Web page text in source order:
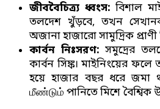
জীববৈচিত্র্য ধ্বংস: বিশাল
তলদেশ খুঁড়বে, তখন
অজানা হাজারো সামুদ্রিক প্রাণী
কার্বন নিঃসরণ: সমুদ্রের
কার্বন সিঙ্ক। মাইনিংয়ের
হয়ে হাজার বছর ধরে জমা
மீண்டும் পানিতে মিশে বৈশ্বিক